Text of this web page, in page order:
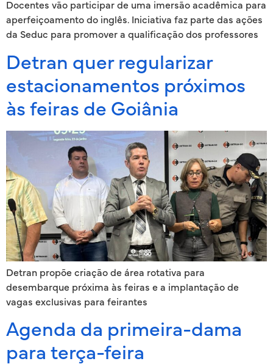
Docentes vão participar de uma imersão acadêmica para
aperfeiçoamento do inglês. Iniciativa faz parte das ações
da Seduc para promover a qualificação dos professores
Detran quer regularizar
estacionamentos próximos
às feiras de Goiânia
Detran propõe criação de área rotativa para
desembarque próxima às feiras e a implantação de
vagas exclusivas para feirantes
Agenda da primeira-dama
para terça-feira